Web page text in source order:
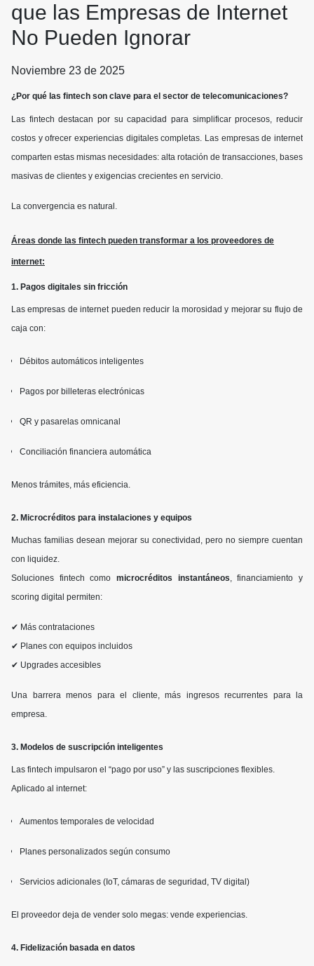
que las Empresas de Internet
No Pueden Ignorar
Noviembre 23 de 2025
¿Por qué las fintech son clave para el sector de telecomunicaciones?
Las fintech destacan por su capacidad para simplificar procesos, reducir
costos y ofrecer experiencias digitales completas. Las empresas de internet
comparten estas mismas necesidades: alta rotación de transacciones, bases
masivas de clientes y exigencias crecientes en servicio.
La convergencia es natural.
Áreas donde las fintech pueden transformar a los proveedores de
internet:
1. Pagos digitales sin fricción
Las empresas de internet pueden reducir la morosidad y mejorar su flujo de
caja con:
Débitos automáticos inteligentes
Pagos por billeteras electrónicas
QR y pasarelas omnicanal
Conciliación financiera automática
Menos trámites, más eficiencia.
2. Microcréditos para instalaciones y equipos
Muchas familias desean mejorar su conectividad, pero no siempre cuentan
con liquidez.
Soluciones fintech como microcréditos instantáneos, financiamiento y
scoring digital permiten:
✔ Más contrataciones
✔ Planes con equipos incluidos
✔ Upgrades accesibles
Una barrera menos para el cliente, más ingresos recurrentes para la
empresa.
3. Modelos de suscripción inteligentes
Las fintech impulsaron el “pago por uso” y las suscripciones flexibles.
Aplicado al internet:
Aumentos temporales de velocidad
Planes personalizados según consumo
Servicios adicionales (IoT, cámaras de seguridad, TV digital)
El proveedor deja de vender solo megas: vende experiencias.
4. Fidelización basada en datos